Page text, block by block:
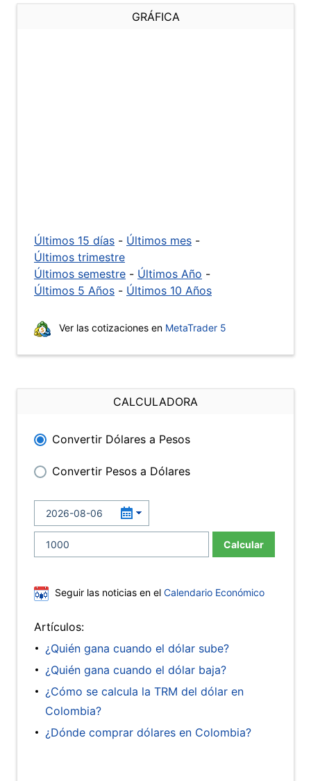
GRÁFICA
Últimos 15 días - Últimos mes -
Últimos trimestre
Últimos semestre - Últimos Año -
Últimos 5 Años - Últimos 10 Años
Ver las cotizaciones en MetaTrader 5
CALCULADORA
Convertir Dólares a Pesos
Convertir Pesos a Dólares
Calcular
Seguir las noticias en el Calendario Económico
Artículos:
¿Quién gana cuando el dólar sube?
¿Quién gana cuando el dólar baja?
¿Cómo se calcula la TRM del dólar en
Colombia?
¿Dónde comprar dólares en Colombia?